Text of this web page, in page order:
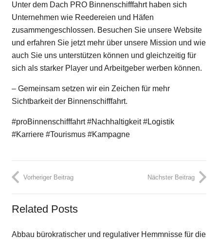
Unter dem Dach PRO Binnenschifffahrt haben sich
Unternehmen wie Reedereien und Häfen
zusammengeschlossen. Besuchen Sie unsere Website
und erfahren Sie jetzt mehr über unsere Mission und wie
auch Sie uns unterstützen können und gleichzeitig für
sich als starker Player und Arbeitgeber werben können.
– Gemeinsam setzen wir ein Zeichen für mehr
Sichtbarkeit der Binnenschifffahrt.
#proBinnenschifffahrt#Nachhaltigkeit#Logistik
#Karriere #Tourismus #Kampagne
Vorheriger Beitrag Nächster Beitrag
Related Posts
Abbau bürokratischer und regulativer Hemmnisse für die